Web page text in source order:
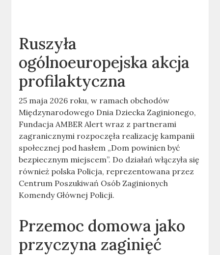
Ruszyła
ogólnoeuropejska akcja
profilaktyczna
25 maja 2026 roku, w ramach obchodów
Międzynarodowego Dnia Dziecka Zaginionego,
Fundacja AMBER Alert wraz z partnerami
zagranicznymi rozpoczęła realizację kampanii
społecznej pod hasłem „Dom powinien być
bezpiecznym miejscem”. Do działań włączyła się
również polska Policja, reprezentowana przez
Centrum Poszukiwań Osób Zaginionych
Komendy Głównej Policji.
Przemoc domowa jako
przyczyna zaginięć